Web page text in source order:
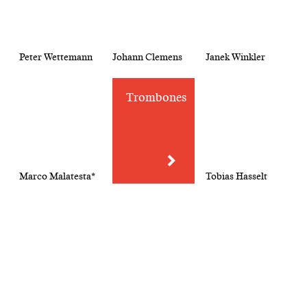
Peter Wettemann Johann Clemens Janek Winkler
Marco Malatesta*
Trombones
Tobias Hasselt